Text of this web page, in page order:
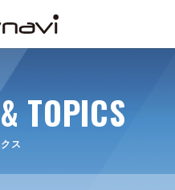
TOPICS
ス